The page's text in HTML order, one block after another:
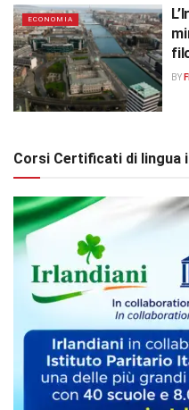
ECONOMIA
BY
Corsi Certificati di lingua